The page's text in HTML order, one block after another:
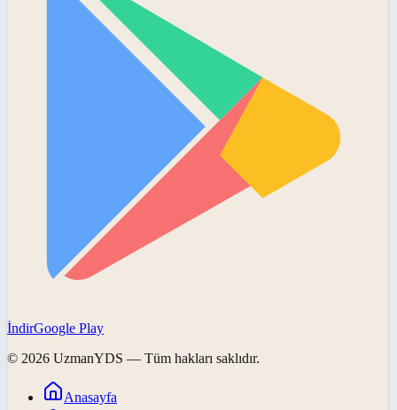
İndirGoogle Play
© 2026 UzmanYDS — Tüm hakları saklıdır.
Anasayfa